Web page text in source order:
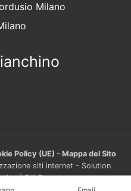
Milano
Policy (UE) - Mappa del Sito
siti internet - Solution
|Siti Roma